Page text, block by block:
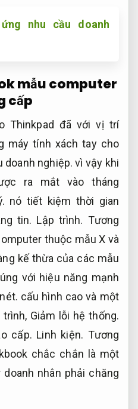
nhu cầu doanh
mẫu computer
cấp
Thinkpad đã với vị trí
máy tính xách tay cho
doanh nghiệp. vì vậy khi
ra mắt vào tháng
nó tiết kiệm thời gian
tin. Lập trình. Tương
thuộc mẫu X và
kế thừa của các mẫu
với hiệu năng mạnh
cấu hình cao và một
Giảm lỗi hệ thống.
cấp. Linh kiện. Tương
chắc chắn là một
nhân phải chăng